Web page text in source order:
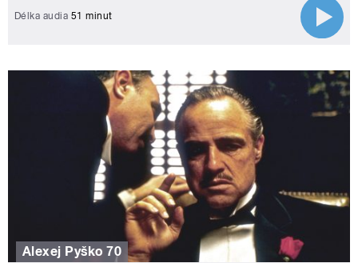
Délka audia 51 minut
Alexej Pyško 70